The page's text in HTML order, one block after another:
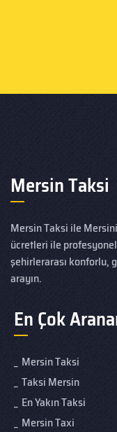
Mersin Taksi
Mersin Taksi ile
ücretleri ile
şehirlerarası konforlu,
arayın.
En Çok
Mersin Taksi
Taksi Mersin
En Yakın Taksi
Mersin Taxi